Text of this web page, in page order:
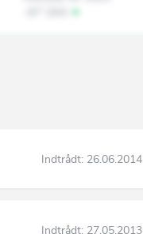
Indtrådt: 26.06.2014
Indtrådt: 27.05.2013